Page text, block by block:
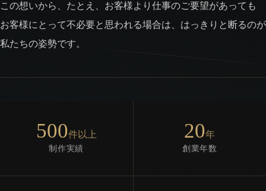
この想いから、たとえ、お客様より仕事のご要望があっても
お客様にとって不必要と思われる場合は、はっきりと断るのが
私たちの姿勢です。
500件以上
制作実績
20年
創業年数